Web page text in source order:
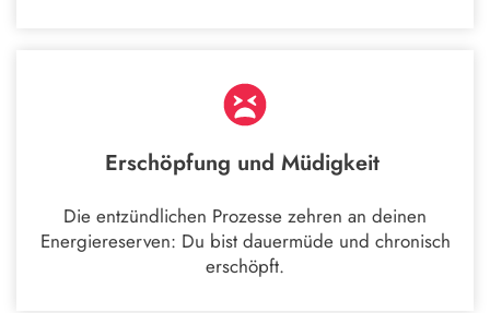
Erschöpfung und Müdigkeit
Die entzündlichen Prozesse zehren an deinen
Energiereserven: Du bist dauermüde und chronisch
erschöpft.